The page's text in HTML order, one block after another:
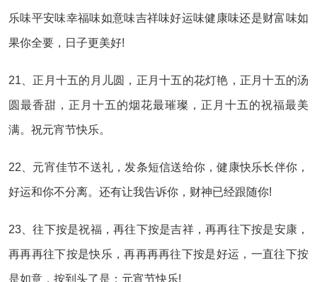
乐味平安味幸福味如意味吉祥味好运味健康味还是财富味如
果你全要，日子更美好!
21、正月十五的月儿圆，正月十五的花灯艳，正月十五的汤
圆最香甜，正月十五的烟花最璀璨，正月十五的祝福最美
满。祝元宵节快乐。
22、元宵佳节不送礼，发条短信送给你，健康快乐长伴你，
好运和你不分离。还有让我告诉你，财神已经跟随你!
23、往下按是祝福，再往下按是吉祥，再再往下按是安康，
再再再往下按是快乐，再再再再往下按是好运，一直往下按
是如意，按到头了是：元宵节快乐!